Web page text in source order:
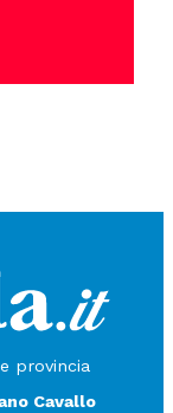
provincia
Cavallo